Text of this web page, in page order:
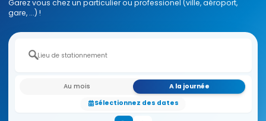
Garez vous chez un particulier ou professionel (ville, aéroport,
gare, ...) !
Au mois
A la journée
Sélectionnez des dates